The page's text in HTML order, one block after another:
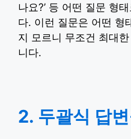
나요?’ 등 어떤 질문 형
다. 이런 질문은 어떤 형
지 모르니 무조건 최대
니다.
2. 두괄식 답